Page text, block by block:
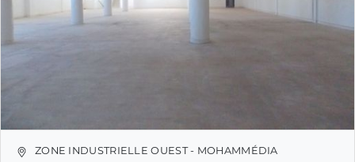
ZONE INDUSTRIELLE OUEST - MOHAMMÉDIA